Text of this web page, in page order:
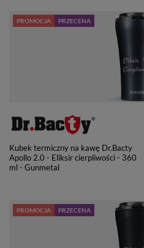
PROMOCJA PRZECENA
Kubek termiczny na kawę Dr.Bacty
Apollo 2.0 - Eliksir cierpliwości - 360
ml - Gunmetal
PROMOCJA PRZECENA